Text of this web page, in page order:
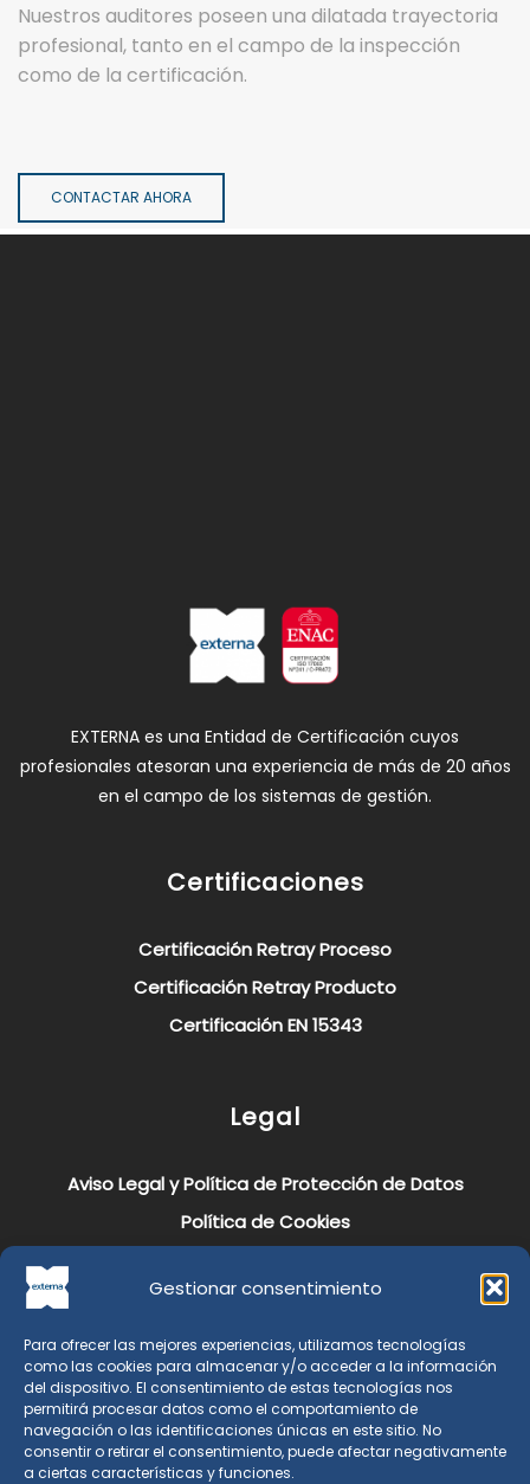
Gestionar consentimiento
Para ofrecer las mejores experiencias, utilizamos tecnologías
como las cookies para almacenar y/o acceder a la información
del dispositivo. El consentimiento de estas tecnologías nos
permitirá procesar datos como el comportamiento de
navegación o las identificaciones únicas en este sitio. No
consentir o retirar el consentimiento, puede afectar negativamente
a ciertas características y funciones.
Nuestros auditores poseen una dilatada trayectoria
profesional, tanto en el campo de la inspección
como de la certificación.
CONTACTAR AHORA
EXTERNA es una Entidad de Certificación cuyos
profesionales atesoran una experiencia de más de 20 años
en el campo de los sistemas de gestión.
Certificaciones
Certificación Retray Proceso
Certificación Retray Producto
Certificación EN 15343
Legal
Aviso Legal y Política de Protección de Datos
Política de Cookies
C/Graham Bell, nº 3 - 1ºE, Edificio San Isidro
18100 Armilla, Granada - España
Teléfono:(+34) 91 989 45 20
E-Mail: info@externa.es